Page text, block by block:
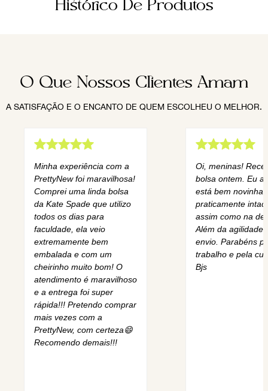
Histórico De Produtos
O Que Nossos Clientes Amam
A SATISFAÇÃO E O ENCANTO DE QUEM ESCOLHEU O MELHOR.
Minha experiência com a
PrettyNew foi maravilhosa!
Comprei uma linda bolsa
da Kate Spade que utilizo
todos os dias para
faculdade, ela veio
extremamente bem
embalada e com um
cheirinho muito bom! O
atendimento é maravilhoso
e a entrega foi super
rápida!!! Pretendo comprar
mais vezes com a
PrettyNew, com certeza😄
Recomendo demais!!!
Oi, meninas!
bolsa ontem. Eu
está bem novinha,
praticamente
assim como na
Além da agilidade
envio. Parabéns
trabalho e pela
Bjs